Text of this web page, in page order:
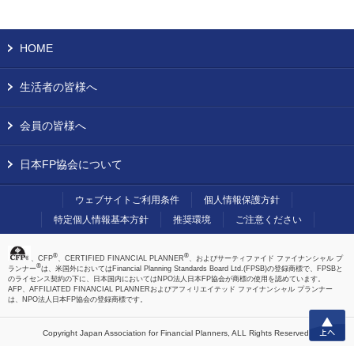
上へ
HOME
生活者の皆様へ
会員の皆様へ
日本FP協会について
ウェブサイトご利用条件
個人情報保護方針
特定個人情報基本方針
推奨環境 ご注意ください
、CFP®、CERTIFIED FINANCIAL PLANNER®、およびサーティファイド ファイナンシャル プ
ランナー®は、米国外においてはFinancial Planning Standards Board Ltd.(FPSB)の登録商標で、FPSBと
のライセンス契約の下に、日本国内においてはNPO法人日本FP協会が商標の使用を認めています。
AFP、AFFILIATED FINANCIAL PLANNERおよびアフィリエイテッド ファイナンシャル プランナー
は、NPO法人日本FP協会の登録商標です。
Copyright Japan Association for Financial Planners, ALL Rights Reserved.